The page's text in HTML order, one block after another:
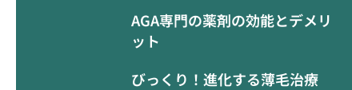
AGA専門の薬剤の効能とデメリ
ット
びっくり！進化する薄毛治療